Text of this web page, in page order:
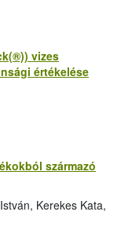
vizes
értékelése
származó
Kerekes Kata,